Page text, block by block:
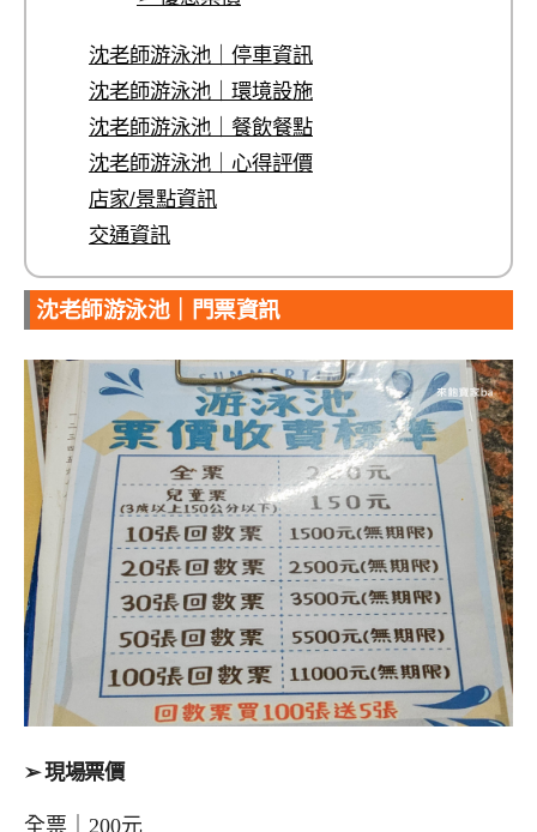
沈老師游泳池｜停車資訊
沈老師游泳池｜環境設施
沈老師游泳池｜餐飲餐點
沈老師游泳池｜心得評價
店家/景點資訊
交通資訊
沈老師游泳池｜門票資訊
➢ 現場票價
全票｜200元